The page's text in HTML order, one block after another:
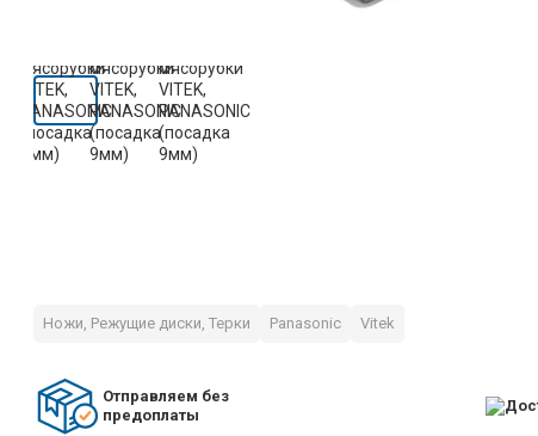
Ножи, Режущие диски, Терки Panasonic Vitek
Отправляем без
предоплаты